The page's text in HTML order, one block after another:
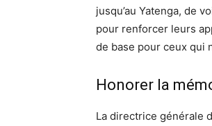
jusqu’au Yatenga, de
pour renforcer leurs
de base pour ceux qui
Honorer la
La directrice générale